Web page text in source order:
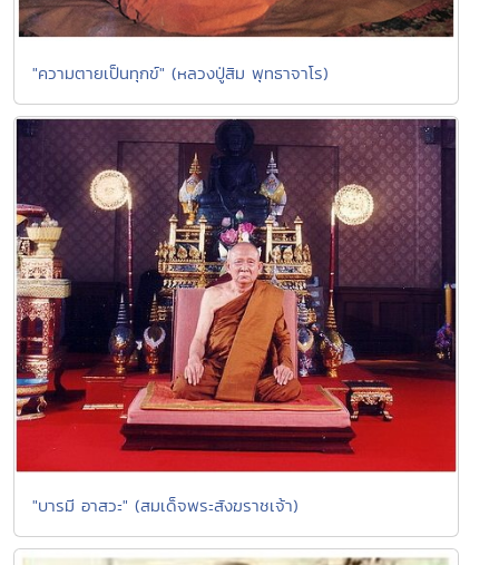
"ความตายเป็นทุกข์" (หลวงปู่สิม พุทธาจาโร)
"บารมี อาสวะ" (สมเด็จพระสังฆราชเจ้า)